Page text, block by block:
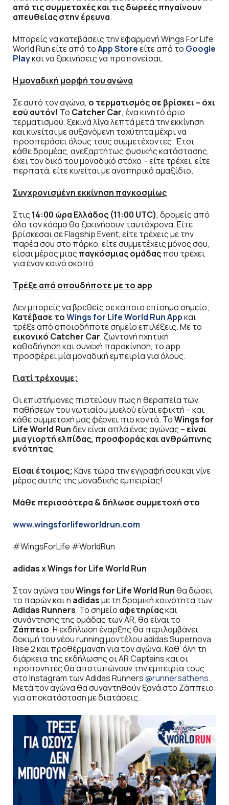
από τις συμμετοχές και τις δωρεές πηγαίνουν
απευθείας στην έρευνα.
Μπορείς να κατεβάσεις την εφαρμογή Wings For Life
World Run είτε από τοApp Storeείτε από το Google
Playκαι να ξεκινήσεις να προπονείσαι.
Η μοναδική μορφή του αγώνα
Σε αυτό τον αγώνα, ο τερματισμός σε βρίσκει – όχι
εσύ αυτόν! Το Catcher Car, ένα κινητό όριο
τερματισμού, ξεκινά λίγα λεπτά μετά την εκκίνηση
και κινείται με αυξανόμενη ταχύτητα μέχρι να
προσπεράσει όλους τους συμμετέχοντες. Έτσι,
κάθε δρομέας, ανεξαρτήτως φυσικής κατάστασης,
έχει τον δικό του μοναδικό στόχο – είτε τρέχει, είτε
περπατά, είτε κινείται με αναπηρικό αμαξίδιο.
Συγχρονισμένη εκκίνηση παγκοσμίως
Στις 14:00 ώρα Ελλάδος (11:00 UTC), δρομείς από
όλο τον κόσμο θα ξεκινήσουν ταυτόχρονα. Είτε
βρίσκεσαι σε Flagship Event, είτε τρέχεις με την
παρέα σου στο πάρκο, είτε συμμετέχεις μόνος σου,
είσαι μέρος μιας παγκόσμιας ομάδαςπου τρέχει
για έναν κοινό σκοπό.
Τρέξε από οπουδήποτε με το app
Δεν μπορείς να βρεθείς σε κάποιο επίσημο σημείο;
Κατέβασε τοWings for Life World Run Appκαι
τρέξε από οποιοδήποτε σημείο επιλέξεις. Με το
εικονικό Catcher Car, ζωντανή ηχητική
καθοδήγηση και συνεχή παρακίνηση, το app
προσφέρει μία μοναδική εμπειρία για όλους.
Γιατί τρέχουμε;
Οι επιστήμονες πιστεύουν πως η θεραπεία των
παθήσεων του νωτιαίου μυελού είναι εφικτή – και
κάθε συμμετοχή μας φέρνει πιο κοντά. ΤοWings for
Life World Runδεν είναι απλά ένας αγώνας – είναι
μια γιορτή ελπίδας, προσφοράς και ανθρώπινης
ενότητας.
Είσαι έτοιμος; Κάνε τώρα την εγγραφή σου και γίνε
μέρος αυτής της μοναδικής εμπειρίας!
Μάθε περισσότερα & δήλωσε συμμετοχή στο
www.wingsforlifeworldrun.com
#WingsForLife #WorldRun
adidas x Wings for Life World Run
Στον αγώνα τουWingsfor LifeWorld Runθα δώσει
το παρών και η adidasμε τη δρομική κοινότητα των
Adidas Runners. Το σημείο αφετηρίαςκαι
συνάντησης της ομάδας των AR, θα είναι το
Ζάππειο. H εκδήλωση έναρξης θα περιλαμβάνει
δοκιμή του νέου running μοντέλου adidas Supernova
Rise 2 και προθέρμανση για τον αγώνα. Καθ’ όλη τη
διάρκεια της εκδήλωσης οι AR Captains και οι
προπονητές θα αποτυπώνουν την εμπειρία τους
στο Instagram των Adidas Runners@runnersathens.
Mετά τον αγώνα θα συναντηθούν ξανά στο Ζάππειο
για αποκατάσταση με διατάσεις.